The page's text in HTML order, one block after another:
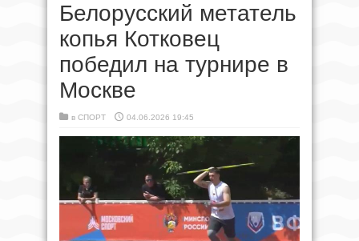
Белорусский метатель
копья Котковец
победил на турнире в
Москве
в СПОРТ 04.06.2026 19:45